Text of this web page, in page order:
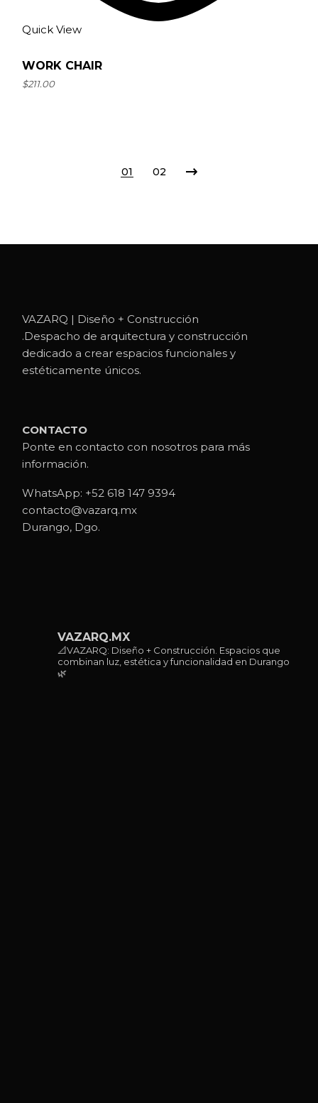
Quick View
WORK CHAIR
$211.00
01 02
VAZARQ | Diseño + Construcción
.Despacho de arquitectura y construcción
dedicado a crear espacios funcionales y
estéticamente únicos.
CONTACTO
Ponte en contacto con nosotros para más
información.
WhatsApp: +52 618 147 9394
contacto@vazarq.mx
Durango, Dgo.
VAZARQ.MX
📐VAZARQ: Diseño + Construcción. Espacios que
combinan luz, estética y funcionalidad en Durango
🌿